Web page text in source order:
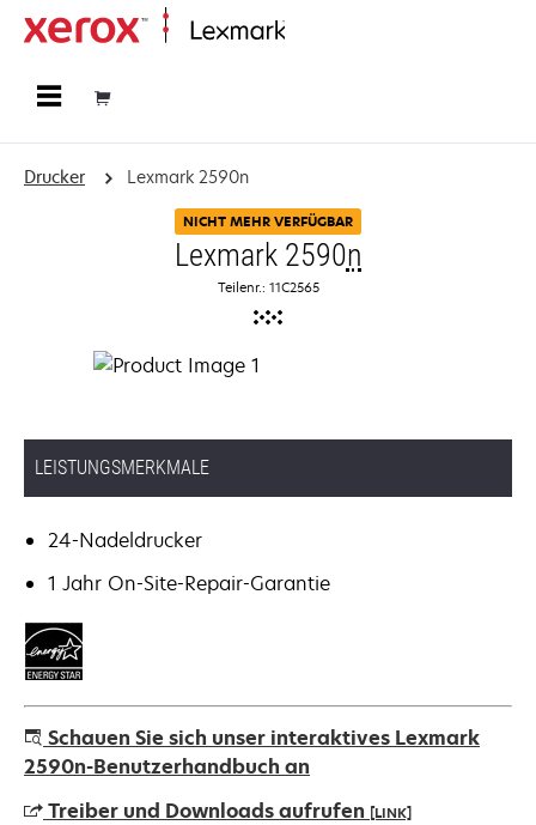
Drucker Lexmark 2590n
NICHT MEHR VERFÜGBAR
Lexmark 2590n
Teilenr.: 11C2565
LEISTUNGSMERKMALE
24-Nadeldrucker
1 Jahr On-Site-Repair-Garantie
Schauen Sie sich unser interaktives Lexmark
2590n-Benutzerhandbuch an
Treiber und Downloads aufrufen [LINK]